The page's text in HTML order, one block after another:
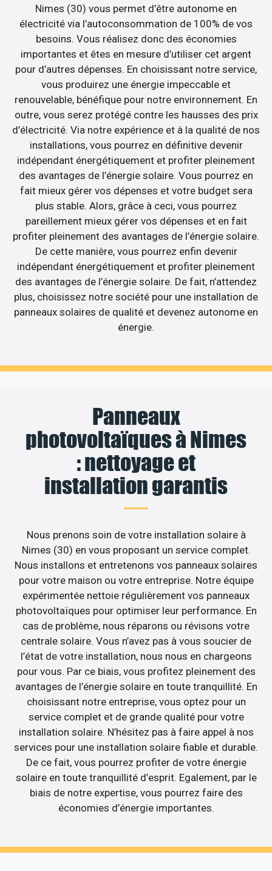
Nimes (30) vous permet d’être autonome en
électricité via l’autoconsommation de 100% de vos
besoins. Vous réalisez donc des économies
importantes et êtes en mesure d’utiliser cet argent
pour d’autres dépenses. En choisissant notre service,
vous produirez une énergie impeccable et
renouvelable, bénéfique pour notre environnement. En
outre, vous serez protégé contre les hausses des prix
d’électricité. Via notre expérience et à la qualité de nos
installations, vous pourrez en définitive devenir
indépendant énergétiquement et profiter pleinement
des avantages de l’énergie solaire. Vous pourrez en
fait mieux gérer vos dépenses et votre budget sera
plus stable. Alors, grâce à ceci, vous pourrez
pareillement mieux gérer vos dépenses et en fait
profiter pleinement des avantages de l’énergie solaire.
De cette manière, vous pourrez enfin devenir
indépendant énergétiquement et profiter pleinement
des avantages de l’énergie solaire. De fait, n’attendez
plus, choisissez notre société pour une installation de
panneaux solaires de qualité et devenez autonome en
énergie.
Panneaux
photovoltaïques à Nimes
: nettoyage et
installation garantis
Nous prenons soin de votre installation solaire à
Nimes (30) en vous proposant un service complet.
Nous installons et entretenons vos panneaux solaires
pour votre maison ou votre entreprise. Notre équipe
expérimentée nettoie régulièrement vos panneaux
photovoltaïques pour optimiser leur performance. En
cas de problème, nous réparons ou révisons votre
centrale solaire. Vous n’avez pas à vous soucier de
l’état de votre installation, nous nous en chargeons
pour vous. Par ce biais, vous profitez pleinement des
avantages de l’énergie solaire en toute tranquillité. En
choisissant notre entreprise, vous optez pour un
service complet et de grande qualité pour votre
installation solaire. N’hésitez pas à faire appel à nos
services pour une installation solaire fiable et durable.
De ce fait, vous pourrez profiter de votre énergie
solaire en toute tranquillité d’esprit. Egalement, par le
biais de notre expertise, vous pourrez faire des
économies d’énergie importantes.